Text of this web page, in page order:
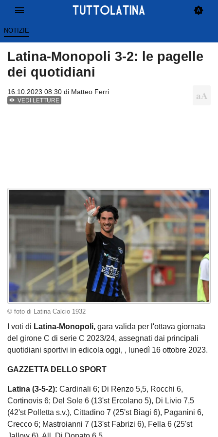
NOTIZIE
Latina-Monopoli 3-2: le pagelle
dei quotidiani
16.10.2023 08:30 di Matteo Ferri
VEDI LETTURE
© foto di Latina Calcio 1932
I voti di Latina-Monopoli, gara valida per l'ottava giornata
del girone C di serie C 2023/24, assegnati dai principali
quotidiani sportivi in edicola oggi, , lunedì 16 ottobre 2023.
GAZZETTA DELLO SPORT
Latina (3-5-2): Cardinali 6; Di Renzo 5,5, Rocchi 6,
Cortinovis 6; Del Sole 6 (13'st Ercolano 5), Di Livio 7,5
(42'st Polletta s.v.), Cittadino 7 (25'st Biagi 6), Paganini 6,
Crecco 6; Mastroianni 7 (13'st Fabrizi 6), Fella 6 (25'st